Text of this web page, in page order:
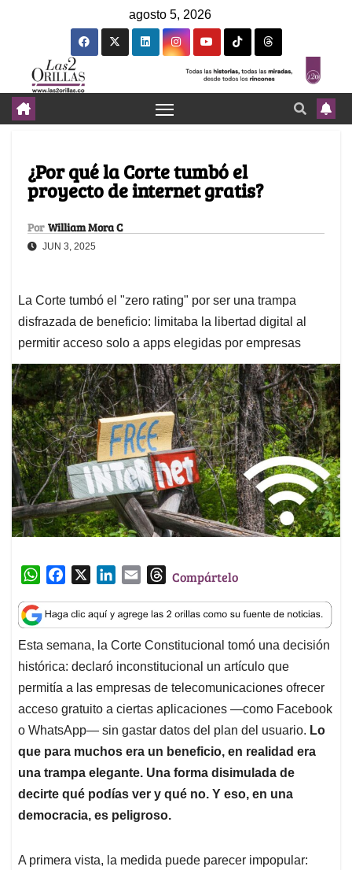
agosto 5, 2026
¿Por qué la Corte tumbó el
proyecto de internet gratis?
Por William Mora C
JUN 3, 2025
La Corte tumbó el "zero rating" por ser una trampa
disfrazada de beneficio: limitaba la libertad digital al
permitir acceso solo a apps elegidas por empresas
W
a
t
s
A
p
p
c
e
b
o
o
k
n
k
e
d
I
n
a
i
l
T
r
e
a
d
s
Compártelo
Esta semana, la Corte Constitucional tomó una decisión
histórica: declaró inconstitucional un artículo que
permitía a las empresas de telecomunicaciones ofrecer
acceso gratuito a ciertas aplicaciones —como Facebook
o WhatsApp— sin gastar datos del plan del usuario. Lo
que para muchos era un beneficio, en realidad era
una trampa elegante. Una forma disimulada de
decirte qué podías ver y qué no. Y eso, en una
democracia, es peligroso.
A primera vista, la medida puede parecer impopular: